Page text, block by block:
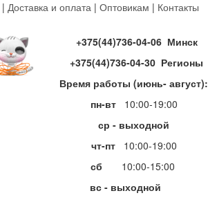
| Доставка и оплата | Оптовикам | Контакты
+375(44)736-04-06 Минск
+375(44)736-04-30 Регионы
Время работы (июнь- август):
пн-вт
10:00-19:00
ср - выходной
чт-пт 10:00-19:00
сб
10:00-15:00
вс - выходной